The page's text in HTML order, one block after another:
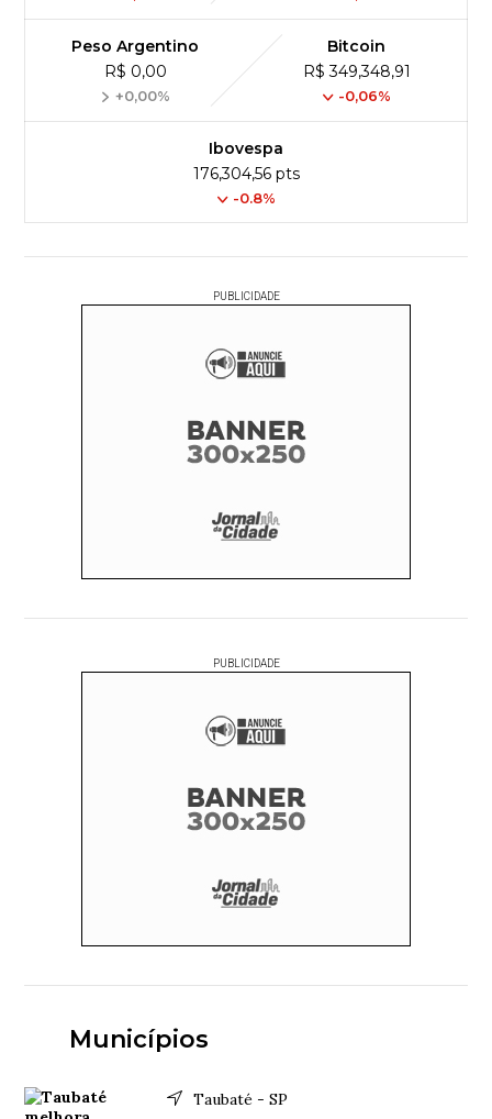
Peso Argentino
R$ 0,00
+0,00%
Bitcoin
R$ 349,348,91
-0,06%
Ibovespa
176,304,56 pts
-0.8%
PUBLICIDADE
PUBLICIDADE
Municípios
Taubaté - SP